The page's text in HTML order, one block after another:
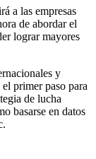
a las empresas
de abordar el
lograr mayores
y
primer paso para
de lucha
basarse en datos